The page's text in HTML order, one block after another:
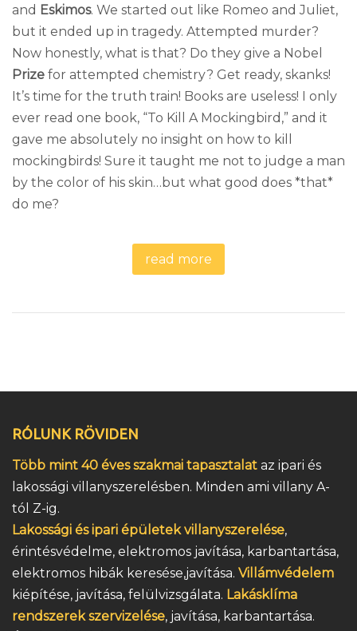
and Eskimos. We started out like Romeo and Juliet,
but it ended up in tragedy. Attempted murder?
Now honestly, what is that? Do they give a Nobel
Prize for attempted chemistry? Get ready, skanks!
It’s time for the truth train! Books are useless! I only
ever read one book, “To Kill A Mockingbird,” and it
gave me absolutely no insight on how to kill
mockingbirds! Sure it taught me not to judge a man
by the color of his skin…but what good does *that*
do me?
read more
RÓLUNK RÖVIDEN
Több mint 40 éves szakmai tapasztalat az ipari és
lakossági villanyszerelésben. Minden ami villany A-
tól Z-ig.
Lakossági és ipari épületek villanyszerelése,
érintésvédelme, elektromos javítása, karbantartása,
elektromos hibák keresése,javítása. Villámvédelem
kiépítése, javítása, felülvizsgálata. Lakásklíma
rendszerek szervizelése, javítása, karbantartása.